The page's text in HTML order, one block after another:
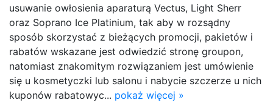
usuwanie owłosienia aparaturą Vectus, Light Sherr
oraz Soprano Ice Platinium, tak aby w rozsądny
sposób skorzystać z bieżących promocji, pakietów i
rabatów wskazane jest odwiedzić stronę groupon,
natomiast znakomitym rozwiązaniem jest umówienie
się u kosmetyczki lub salonu i nabycie szczerze u nich
kuponów rabatowyc... pokaż więcej »